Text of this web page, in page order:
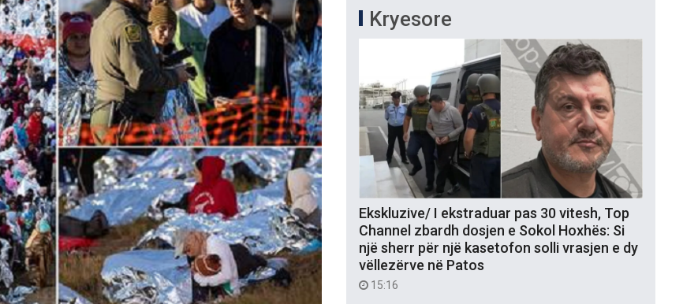
Kryesore
Ekskluzive/ I ekstraduar pas 30 vitesh, Top
Channel zbardh dosjen e Sokol Hoxhës: Si
një sherr për një kasetofon solli vrasjen e dy
vëllezërve në Patos
15:16